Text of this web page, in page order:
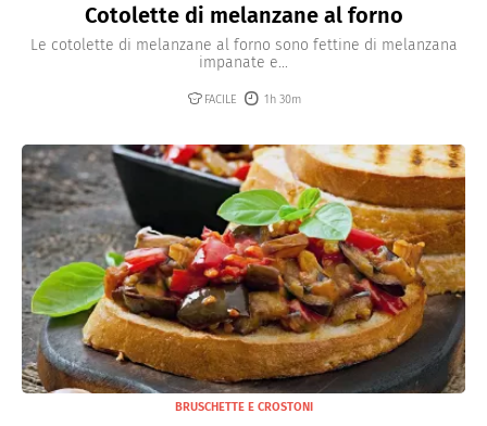
Cotolette di melanzane al forno
Le cotolette di melanzane al forno sono fettine di melanzana
impanate e...
FACILE 1h 30m
BRUSCHETTE E CROSTONI